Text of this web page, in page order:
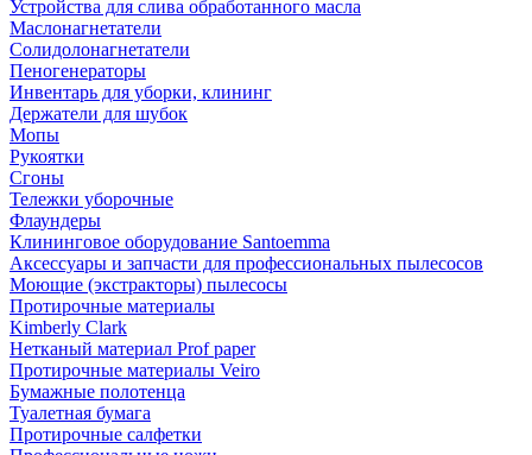
Устройства для слива обработанного масла
Маслонагнетатели
Солидолонагнетатели
Пеногенераторы
Инвентарь для уборки, клининг
Держатели для шубок
Мопы
Рукоятки
Сгоны
Тележки уборочные
Флаундеры
Клининговое оборудование Santoemma
Аксессуары и запчасти для профессиональных пылесосов
Моющие (экстракторы) пылесосы
Протирочные материалы
Kimberly Clark
Нетканый материал Prof paper
Протирочные материалы Veiro
Бумажные полотенца
Туалетная бумага
Протирочные салфетки